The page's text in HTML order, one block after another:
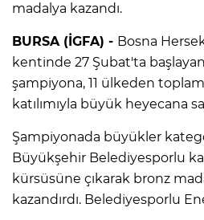
madalya kazandı.
BURSA (İGFA) - Bosna
kentinde 27 Şubat'ta
şampiyona, 11 ülkeden
katılımıyla büyük heyecana
Şampiyonada büyükler
Büyükşehir Belediyesporlu
kürsüsüne çıkarak bronz
kazandırdı. Belediyesporlu